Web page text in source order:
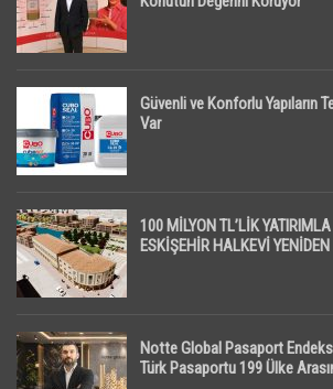
Güvenli ve Konforlu Yapıların
Var
100 MİLYON TL’LİK
ESKİŞEHİR HALKEVİ YENİDEN
Notte Global Pasaport
Türk Pasaportu 199 Ülke